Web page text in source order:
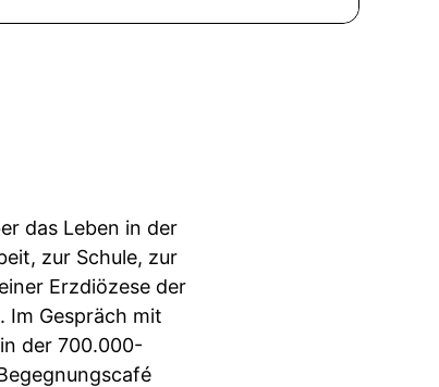
das Leben in der
zur Schule, zur
Erzdiözese der
Im Gespräch mit
der 700.000-